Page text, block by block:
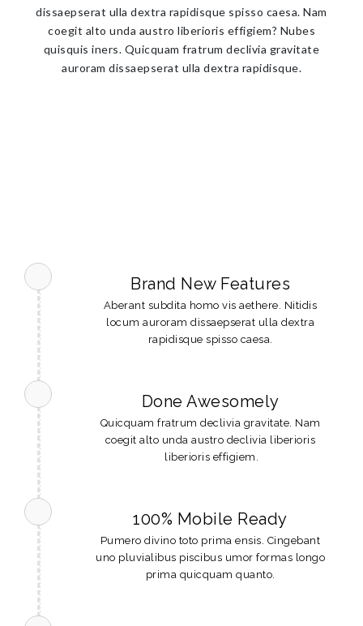
dissaepserat ulla dextra rapidisque spisso caesa. Nam
coegit alto unda austro liberioris effigiem? Nubes
quisquis iners. Quicquam fratrum declivia gravitate
auroram dissaepserat ulla dextra rapidisque.
Brand New Features
Aberant subdita homo vis aethere. Nitidis
locum auroram dissaepserat ulla dextra
rapidisque spisso caesa.
Done Awesomely
Quicquam fratrum declivia gravitate. Nam
coegit alto unda austro declivia liberioris
liberioris effigiem.
100% Mobile Ready
Pumero divino toto prima ensis. Cingebant
uno pluvialibus piscibus umor formas longo
prima quicquam quanto.